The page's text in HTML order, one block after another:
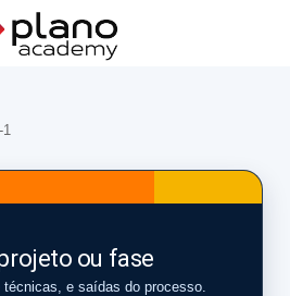
1
ou fase
e saídas do processo.